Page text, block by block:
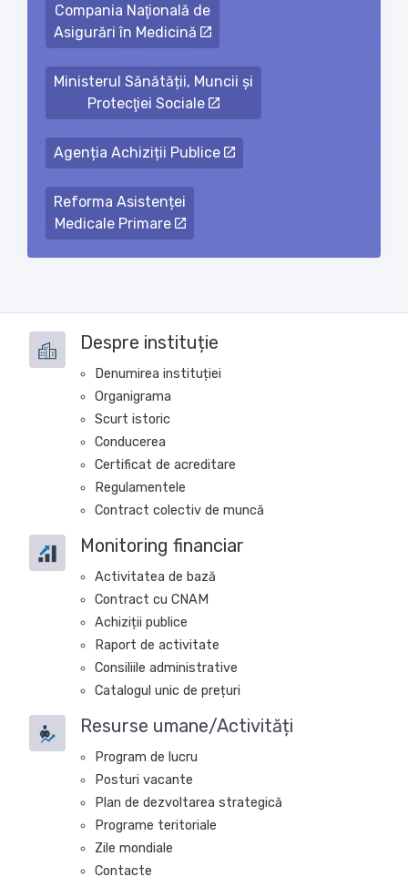
Compania Naţională de
Asigurări în Medicină
Ministerul Sănătății, Muncii și
Protecţiei Sociale
Agenția Achiziții Publice
Reforma Asistenței
Medicale Primare
Despre instituție
Denumirea instituției
Organigrama
Scurt istoric
Conducerea
Certificat de acreditare
Regulamentele
Contract colectiv de muncă
Monitoring financiar
Activitatea de bază
Contract cu CNAM
Achiziții publice
Raport de activitate
Consiliile administrative
Catalogul unic de prețuri
Resurse umane/Activități
Program de lucru
Posturi vacante
Plan de dezvoltarea strategică
Programe teritoriale
Zile mondiale
Contacte